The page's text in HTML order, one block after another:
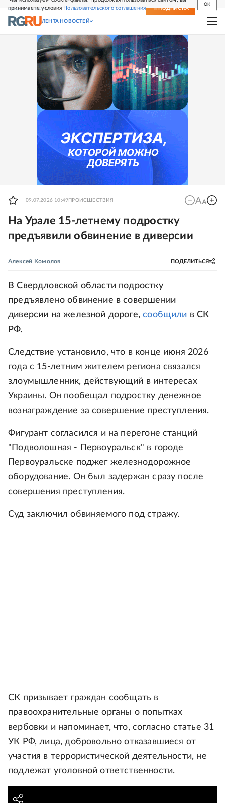
принимаете условия Пользовательского соглашения
OK
СВЕЖИЙ НОМЕР ПОДПИСКА
ЛЕНТА НОВОСТЕЙ
09.07.2026 10:49 ПРОИСШЕСТВИЯ
На Урале 15-летнему подростку
предъявили обвинение в диверсии
Алексей Комолов ПОДЕЛИТЬСЯ
В Свердловской области подростку
предъявлено обвинение в совершении
диверсии на железной дороге,сообщили в СК
РФ.
Следствие установило, что в конце июня 2026
года с 15-летним жителем региона связался
злоумышленник, действующий в интересах
Украины. Он пообещал подростку денежное
вознаграждение за совершение преступления.
Фигурант согласился и на перегоне станций
"Подволошная - Первоуральск" в городе
Первоуральске поджег железнодорожное
оборудование. Он был задержан сразу после
совершения преступления.
Суд заключил обвиняемого под стражу.
СК призывает граждан сообщать в
правоохранительные органы о попытках
вербовки и напоминает, что, согласно статье 31
УК РФ, лица, добровольно отказавшиеся от
участия в террористической деятельности, не
подлежат уголовной ответственности.